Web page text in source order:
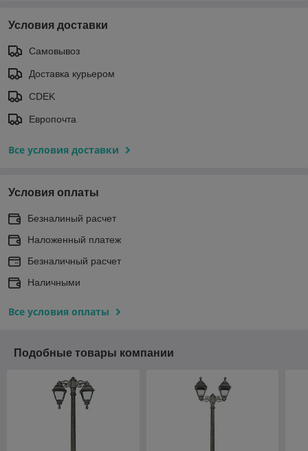
Условия доставки
Самовывоз
Доставка курьером
CDEK
Европочта
Все условия доставки
Условия оплаты
Безналиный расчет
Наложенный платеж
Безналичный расчет
Наличными
Все условия оплаты
Подобные товары компании